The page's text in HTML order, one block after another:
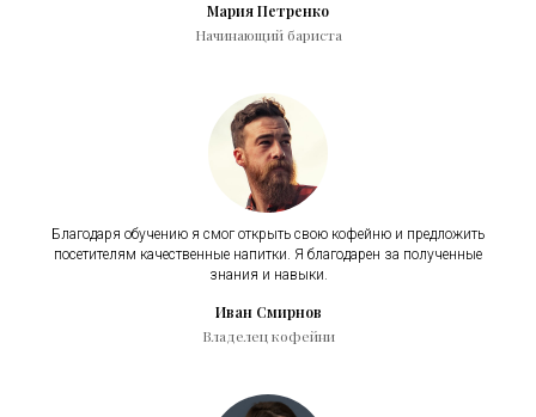
Мария Петренко
Начинающий бариста
Благодаря обучению я смог открыть свою кофейню и предложить
посетителям качественные напитки. Я благодарен за полученные
знания и навыки.
Иван Смирнов
Владелец кофейни